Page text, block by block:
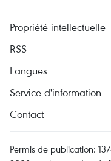
Propriété intellectuelle
RSS
Langues
Service d'information
Contact
Permis de publication: